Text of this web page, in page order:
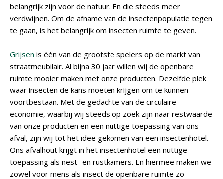
belangrijk zijn voor de natuur. En die steeds meer
verdwijnen. Om de afname van de insectenpopulatie tegen
te gaan, is het belangrijk om insecten ruimte te geven.
Grijsen is één van de grootste spelers op de markt van
straatmeubilair. Al bijna 30 jaar willen wij de openbare
ruimte mooier maken met onze producten. Dezelfde plek
waar insecten de kans moeten krijgen om te kunnen
voortbestaan. Met de gedachte van de circulaire
economie, waarbij wij steeds op zoek zijn naar restwaarde
van onze producten en een nuttige toepassing van ons
afval, zijn wij tot het idee gekomen van een insectenhotel.
Ons afvalhout krijgt in het insectenhotel een nuttige
toepassing als nest- en rustkamers. En hiermee maken we
zowel voor mens als insect de openbare ruimte zo